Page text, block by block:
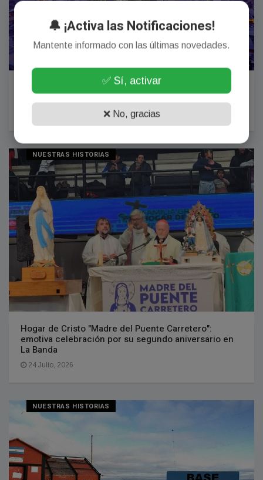
Santiago del Estero celebra 473 años de historia,
cultura y arraigo como la "Madre de Ciudades"
NUESTRAS HISTORIAS
Hogar de Cristo "Madre del Puente Carretero":
emotiva celebración por su segundo aniversario en
La Banda
24 Julio, 2026
NUESTRAS HISTORIAS
🔔 ¡Activa las Notificaciones!
Mantente informado con las últimas novedades.
✅ Sí, activar
❌ No, gracias